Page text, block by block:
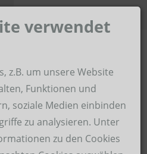
verwendet
z.B. um unsere Website
Funktionen und
soziale Medien einbinden
zu analysieren. Unter
zu den Cookies